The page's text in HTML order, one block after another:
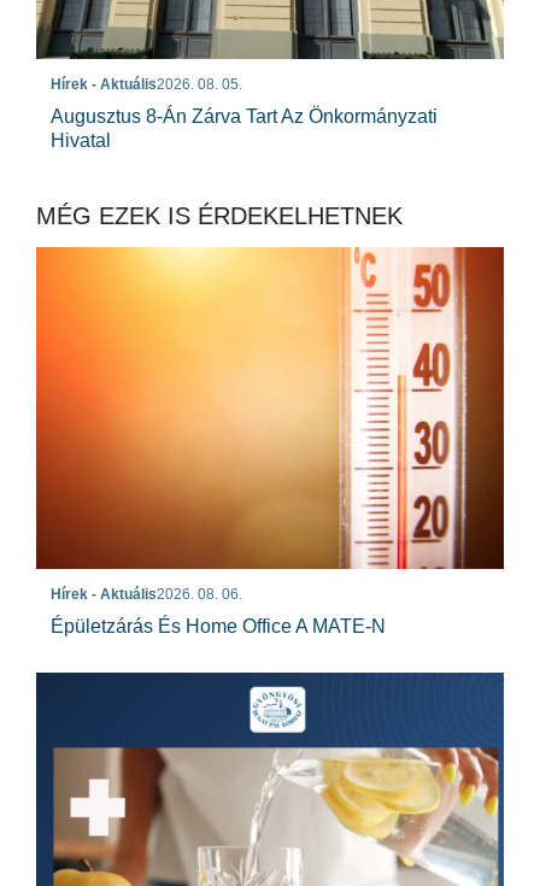
Hírek - Aktuális2026. 08. 05.
Augusztus 8-Án Zárva Tart Az Önkormányzati
Hivatal
MÉG EZEK IS ÉRDEKELHETNEK
Hírek - Aktuális2026. 08. 06.
Épületzárás És Home Office A MATE-N